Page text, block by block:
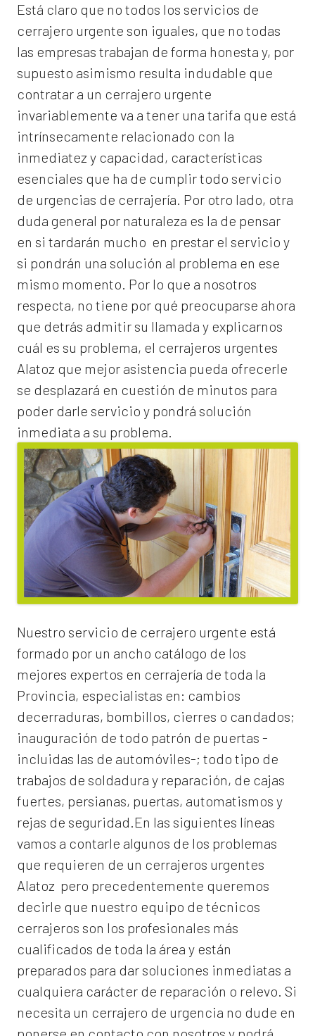
Está claro que no todos los servicios de
cerrajero urgente son iguales, que no todas
las empresas trabajan de forma honesta y, por
supuesto asimismo resulta indudable que
contratar a un cerrajero urgente
invariablemente va a tener una tarifa que está
intrínsecamente relacionado con la
inmediatez y capacidad, características
esenciales que ha de cumplir todo servicio
de urgencias de cerrajería. Por otro lado, otra
duda general por naturaleza es la de pensar
en si tardarán mucho en prestar el servicio y
si pondrán una solución al problema en ese
mismo momento. Por lo que a nosotros
respecta, no tiene por qué preocuparse ahora
que detrás admitir su llamada y explicarnos
cuál es su problema, el cerrajeros urgentes
Alatoz que mejor asistencia pueda ofrecerle
se desplazará en cuestión de minutos para
poder darle servicio y pondrá solución
inmediata a su problema.
Nuestro servicio de cerrajero urgente está
formado por un ancho catálogo de los
mejores expertos en cerrajería de toda la
Provincia, especialistas en: cambios
decerraduras, bombillos, cierres o candados;
inauguración de todo patrón de puertas -
incluidas las de automóviles-; todo tipo de
trabajos de soldadura y reparación, de cajas
fuertes, persianas, puertas, automatismos y
rejas de seguridad.En las siguientes líneas
vamos a contarle algunos de los problemas
que requieren de un cerrajeros urgentes
Alatoz pero precedentemente queremos
decirle que nuestro equipo de técnicos
cerrajeros son los profesionales más
cualificados de toda la área y están
preparados para dar soluciones inmediatas a
cualquiera carácter de reparación o relevo. Si
necesita un cerrajero de urgencia no dude en